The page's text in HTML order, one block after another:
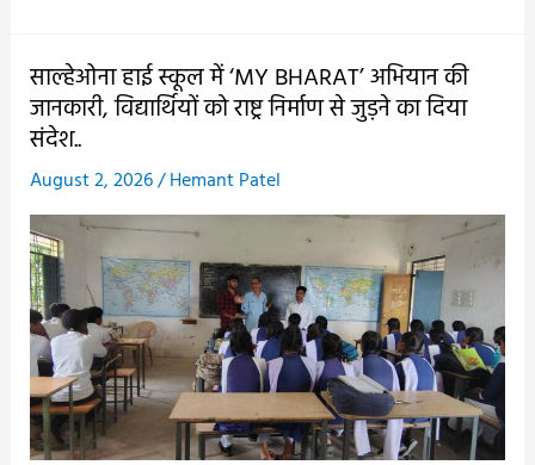
निर्माण
एवं
जीर्णोद्धार
लिए
वित्त
मंत्री
ने
दिए
4
करोड़
से
अधिक,
साल्हेओना हाई स्कूल में ‘MY BHARAT’ अभियान की
जानकारी, विद्यार्थियों को राष्ट्र निर्माण से जुड़ने का दिया
संदेश..
August 2, 2026/Hemant Patel